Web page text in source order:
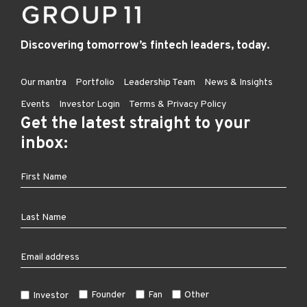
Discovering tomorrow’s fintech leaders, today.
Our mantra Portfolio Leadership Team
News & Insights
Events
Investor Login Terms & Privacy Policy
Get the latest straight to your
inbox:
Investor Founder Fan Other